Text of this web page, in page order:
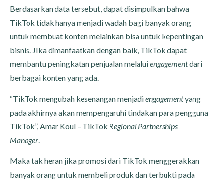
Berdasarkan data tersebut, dapat disimpulkan bahwa
TikTok tidak hanya menjadi wadah bagi banyak orang
untuk membuat konten melainkan bisa untuk kepentingan
bisnis. JIka dimanfaatkan dengan baik, TikTok dapat
membantu peningkatan penjualan melaluiengagementdari
berbagai konten yang ada.
“TikTok mengubah kesenangan menjadiengagementyang
pada akhirnya akan mempengaruhi tindakan para pengguna
TikTok”, Amar Koul – TikTok Regional Partnerships
Manager
Maka tak heran jika promosi dari TikTok menggerakkan
banyak orang untuk membeli produk dan terbukti pada